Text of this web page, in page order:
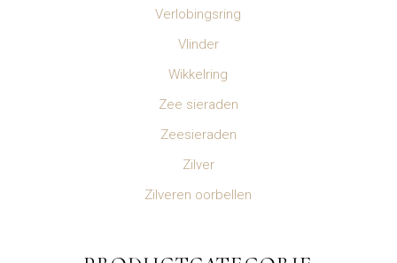
Verlobingsring
Vlinder
Wikkelring
Zee sieraden
Zeesieraden
Zilver
Zilveren oorbellen